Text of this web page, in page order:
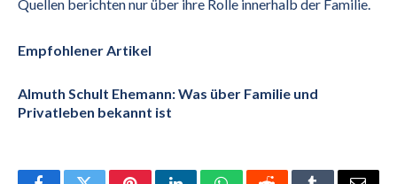
Quellen berichten nur über ihre Rolle innerhalb der Familie.
Empfohlener Artikel
Almuth Schult Ehemann: Was über Familie und
Privatleben bekannt ist